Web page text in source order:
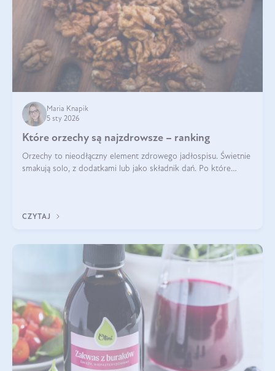
Maria Knapik
5 sty 2026
Które orzechy są najzdrowsze – ranking
Orzechy to nieodłączny element zdrowego jadłospisu. Świetnie
smakują solo, z dodatkami lub jako składnik dań. Po które
CZYTAJ